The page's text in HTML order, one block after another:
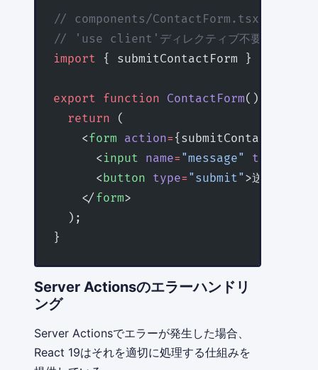
// components/ContactForm.tsx
// 'use client'ディレクティブ不要
import { submitContactForm }
export function ContactForm() {
  return
(
    <
form action= {submitContactForm}>
      <
input name= "message" type
      <
button type= "submit" >送信</
    </
form>
  );
}
Server Actionsのエラーハンドリ
ング
Server Actionsでエラーが発生した場合、
React 19はそれを適切に処理する仕組みを